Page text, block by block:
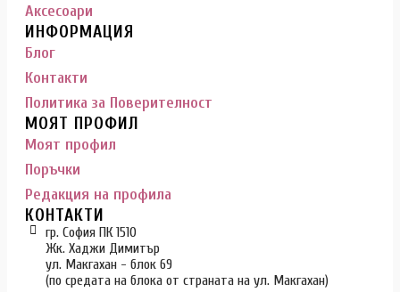
Аксесоари
ИНФОРМАЦИЯ
Блог
Контакти
Политика за Поверителност
МОЯТ ПРОФИЛ
Моят профил
Поръчки
Редакция на профила
КОНТАКТИ
гр. София ПК 1510
Жк. Хаджи Димитър
ул. Макгахан - блок 69
(по средата на блока от страната на ул. Макгахан)